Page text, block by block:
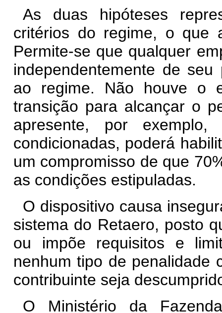
As duas hipóteses
critérios do regime, o que
Permite-se que qualquer
independentemente de
ao regime. Não houve o
transição para alcançar o
apresente, por
condicionadas, poderá
um compromisso de que
as condições estipuladas.
O dispositivo causa
sistema do Retaero, posto
ou impõe requisitos e
nenhum tipo de penalidade
contribuinte seja
O Ministério da